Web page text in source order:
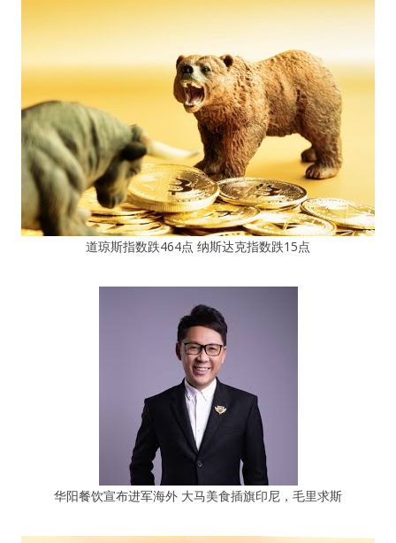
道琼斯指数跌464点 纳斯达克指数跌15点
华阳餐饮宣布进军海外 大马美食插旗印尼，毛里求斯